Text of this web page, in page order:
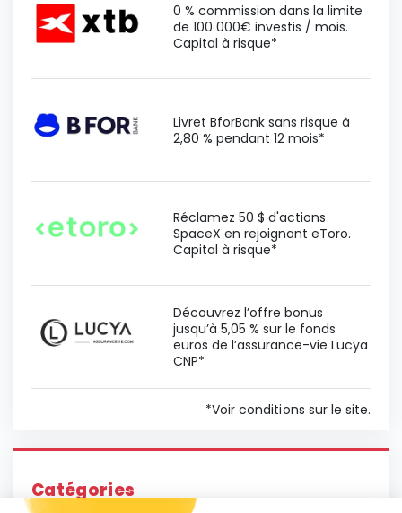
0 % commission dans la limite
de 100 000€ investis / mois.
Capital à risque*
Livret BforBank sans risque à
2,80 % pendant 12 mois*
Réclamez 50 $ d'actions
SpaceX en rejoignant eToro.
Capital à risque*
Découvrez l’offre bonus
jusqu’à 5,05 % sur le fonds
euros de l’assurance-vie Lucya
CNP*
*Voir conditions sur le site.
Catégories